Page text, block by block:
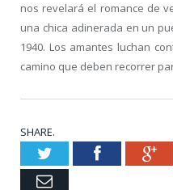
nos revelará el romance de
una chica adinerada en un
1940. Los amantes luchan
camino que deben recorrer
SHARE.
TwitterFacebook
Email